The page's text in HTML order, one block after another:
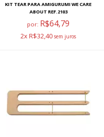
KIT TEAR PARA AMIGURUMI WE CARE
ABOUT REF.2103
por: R$64,79
2x R$32,40